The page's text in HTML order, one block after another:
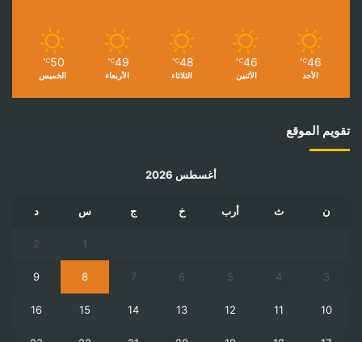
46
℃
الأحد
46
℃
الأثنين
48
℃
الثلاثاء
49
℃
الأربعاء
50
℃
الخميس
تقويم الموقع
أغسطس 2026
ن ث أرب خ ج س د
1
2
3
4
5
6
7
8
9
10
11
12
13
14
15
16